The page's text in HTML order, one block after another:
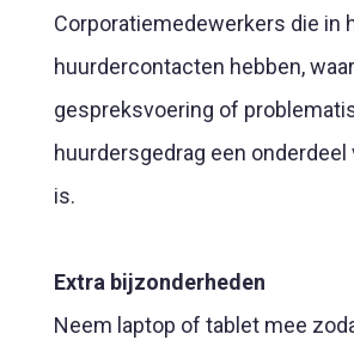
Corporatiemedewerkers die in
huurdercontacten hebben,
gespreksvoering of
huurdersgedrag een onderdeel
is.
Extra bijzonderheden
Neem laptop of tablet mee